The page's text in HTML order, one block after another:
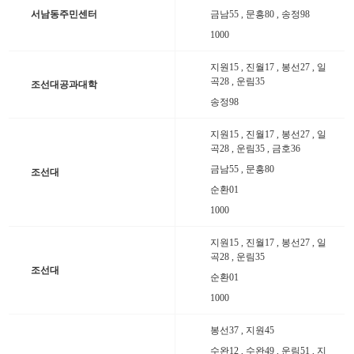
서남동주민센터
금남55 , 문흥80 , 송정98
1000
조선대공과대학
지원15 , 진월17 , 봉선27 , 일
곡28 , 운림35
송정98
조선대
지원15 , 진월17 , 봉선27 , 일
곡28 , 운림35 , 금호36
금남55 , 문흥80
순환01
1000
조선대
지원15 , 진월17 , 봉선27 , 일
곡28 , 운림35
순환01
1000
봉선37 , 지원45
수완12 , 수완49 , 운림51 , 지